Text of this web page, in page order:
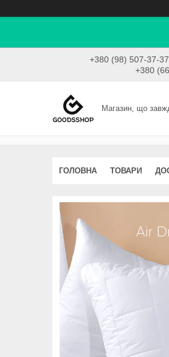
+380 (98) 507-37-37
+380
Магазин, що
ГОЛОВНА ТОВАРИ